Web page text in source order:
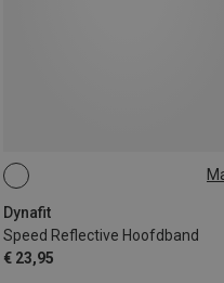
Dynafit
Speed Reflective Hoofdband
€ 23,95
ONE SIZE